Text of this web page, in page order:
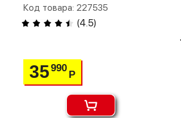
Код товара: 227535
(4.5)
35990
Р